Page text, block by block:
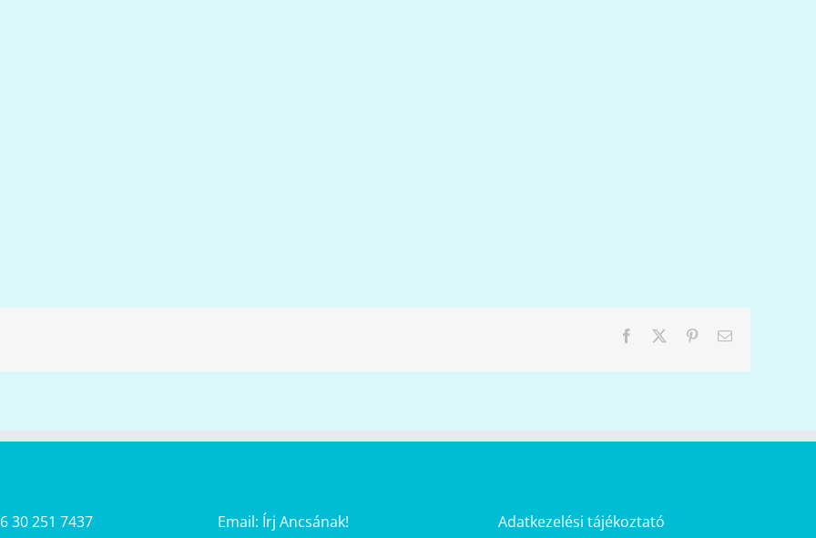
Facebook PinterestEmail:
30 251 7437 Email: Írj Ancsának! Adatkezelési tájékoztató